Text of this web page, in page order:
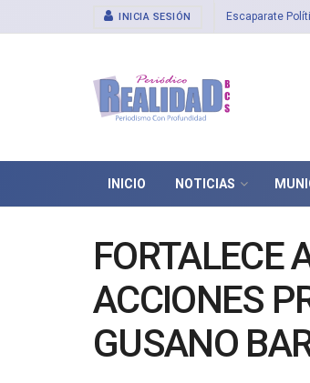
INICIA SESIÓN Escaparate
INICIO NOTICIAS
FORTALECE
ACCIONES
GUSANO